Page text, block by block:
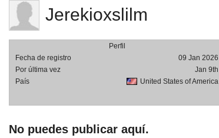
Jerekioxslilm
Perfil
Fecha de registro
09 Jan 2026
Por última vez
Jan 9th
País
United States of America
No puedes publicar aquí.